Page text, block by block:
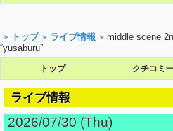
トップ ライブ情報
middle scene
“yusaburu”
トップ クチコミ
ライブ情報
2026/07/30 (Thu)